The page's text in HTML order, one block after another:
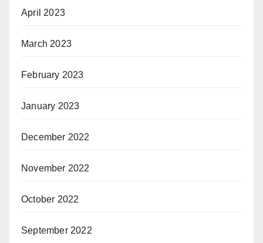
April 2023
March 2023
February 2023
January 2023
December 2022
November 2022
October 2022
September 2022